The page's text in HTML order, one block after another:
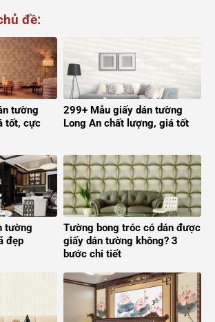
đề:
tường
tốt, cực
299+ Mẫu giấy dán tường
Long An chất lượng, giá tốt
tường
đẹp
Tường bong tróc có dán được
giấy dán tường không? 3
bước chi tiết